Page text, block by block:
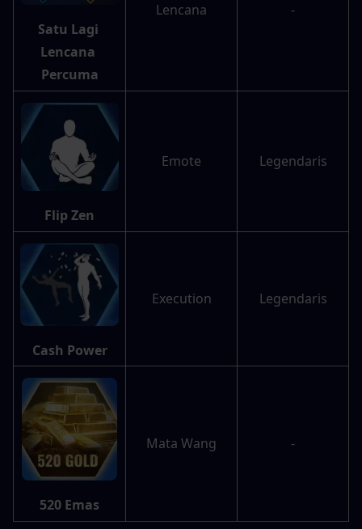
Satu Lagi
Lencana
Percuma
Lencana -
Flip Zen
Emote Legendaris
Cash Power
Execution Legendaris
520 Emas
Mata Wang -